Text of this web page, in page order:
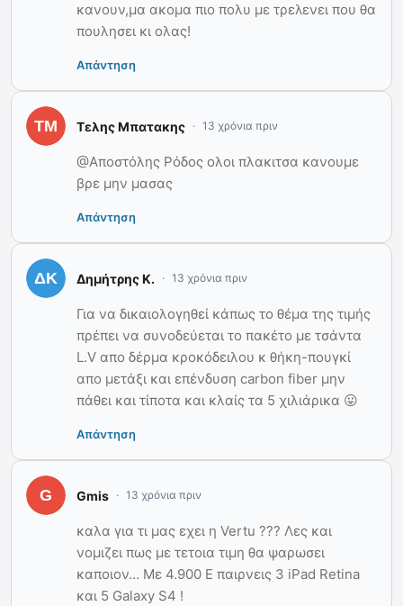
κανουν,μα ακομα πιο πολυ με τρελενει που θα
πουλησει κι ολας!
Απάντηση
Τελης Μπατακης 13 χρόνια πριν
@Αποστόλης Ρόδος ολοι πλακιτσα κανουμε
βρε μην μασας
Απάντηση
Δημήτρης Κ. 13 χρόνια πριν
Για να δικαιολογηθεί κάπως το θέμα της τιμής
πρέπει να συνοδεύεται το πακέτο με τσάντα
L.V απο δέρμα κροκόδειλου κ θήκη-πουγκί
απο μετάξι και επένδυση carbon fiber μην
πάθει και τίποτα και κλαίς τα 5 χιλιάρικα 😛
Απάντηση
Gmis 13 χρόνια πριν
καλα για τι μας εχει η Vertu ??? Λες και
νομιζει πως με τετοια τιμη θα ψαρωσει
καποιον… Με 4.900 Ε παιρνεις 3 iPad Retina
και 5 Galaxy S4 !